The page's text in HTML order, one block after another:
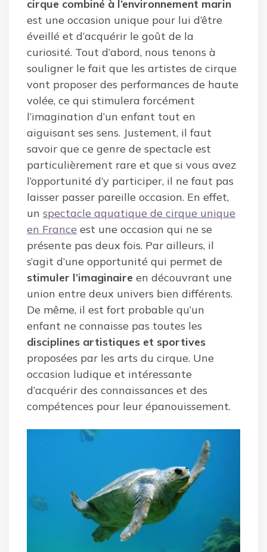
cirque combiné à l’environnement marin
est une occasion unique pour lui d’être
éveillé et d’acquérir le goût de la
curiosité. Tout d’abord, nous tenons à
souligner le fait que les artistes de cirque
vont proposer des performances de haute
volée, ce qui stimulera forcément
l’imagination d’un enfant tout en
aiguisant ses sens. Justement, il faut
savoir que ce genre de spectacle est
particulièrement rare et que si vous avez
l’opportunité d’y participer, il ne faut pas
laisser passer pareille occasion. En effet,
un spectacle aquatique de cirque unique
en France est une occasion qui ne se
présente pas deux fois. Par ailleurs, il
s’agit d’une opportunité qui permet de
stimuler l’imaginaire en découvrant une
union entre deux univers bien différents.
De même, il est fort probable qu’un
enfant ne connaisse pas toutes les
disciplines artistiques et sportives
proposées par les arts du cirque. Une
occasion ludique et intéressante
d’acquérir des connaissances et des
compétences pour leur épanouissement.